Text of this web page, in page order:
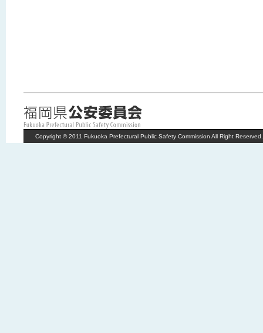
Copyright © 2011 Fukuoka Prefectural Public Safety Commission All Right Reserved.